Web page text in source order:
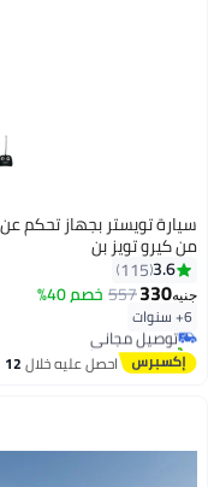
سيارة تويستر بجهاز تحكم
من كيرو تويز بن
3.6
115
جنيه330
557 خصم 40%
6+ سنوات أقل سعر في 7 يوم
توصيل مجاني
تم بيع +10 مؤخرًا
احصل عليه خلال12